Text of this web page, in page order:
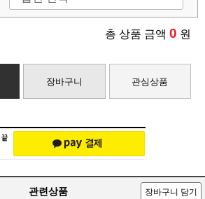
총 상품 금액 0 원
장바구니 관심상품
관련상품 장바구니 담기